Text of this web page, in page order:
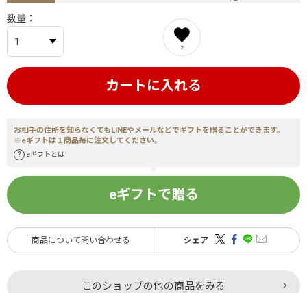
数量
2
カートに入れる
お相手の住所を知らなくてもLINEやメールなどでギフトを贈ることができます。
※eギフトは１商品毎に注文してください。
eギフトとは
eギフトで贈る
商品について問い合わせる シェア
このショップの他の商品をみる